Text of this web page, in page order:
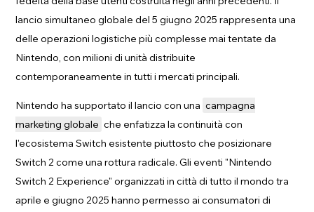
lancio simultaneo globale del 5 giugno 2025 rappresenta una
delle operazioni logistiche più complesse mai tentate da
Nintendo, con milioni di unità distribuite
contemporaneamente in tutti i mercati principali.
Nintendo ha supportato il lancio con una campagna
marketing globale che enfatizza la continuità con
l'ecosistema Switch esistente piuttosto che posizionare
Switch 2 come una rottura radicale. Gli eventi "Nintendo
Switch 2 Experience" organizzati in città di tutto il mondo tra
aprile e giugno 2025 hanno permesso ai consumatori di